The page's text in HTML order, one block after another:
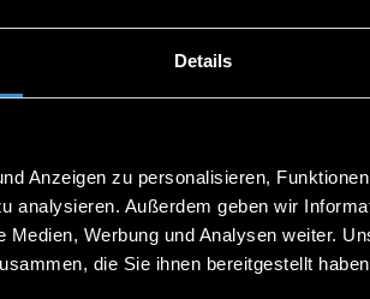
Details
Anzeigen zu personalisieren,
analysieren. Außerdem geben wir
Werbung und Analysen weiter.
die Sie ihnen bereitgestellt